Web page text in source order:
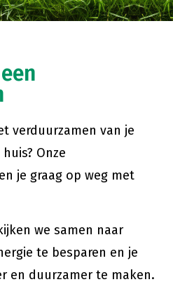
verduurzamen van je
Onze
je graag op weg met
we samen naar
te besparen en je
en duurzamer te maken.